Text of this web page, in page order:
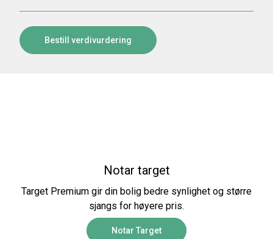
Bestill verdivurdering
Notar target
Target Premium gir din bolig bedre synlighet og større
sjangs for høyere pris.
Notar Target